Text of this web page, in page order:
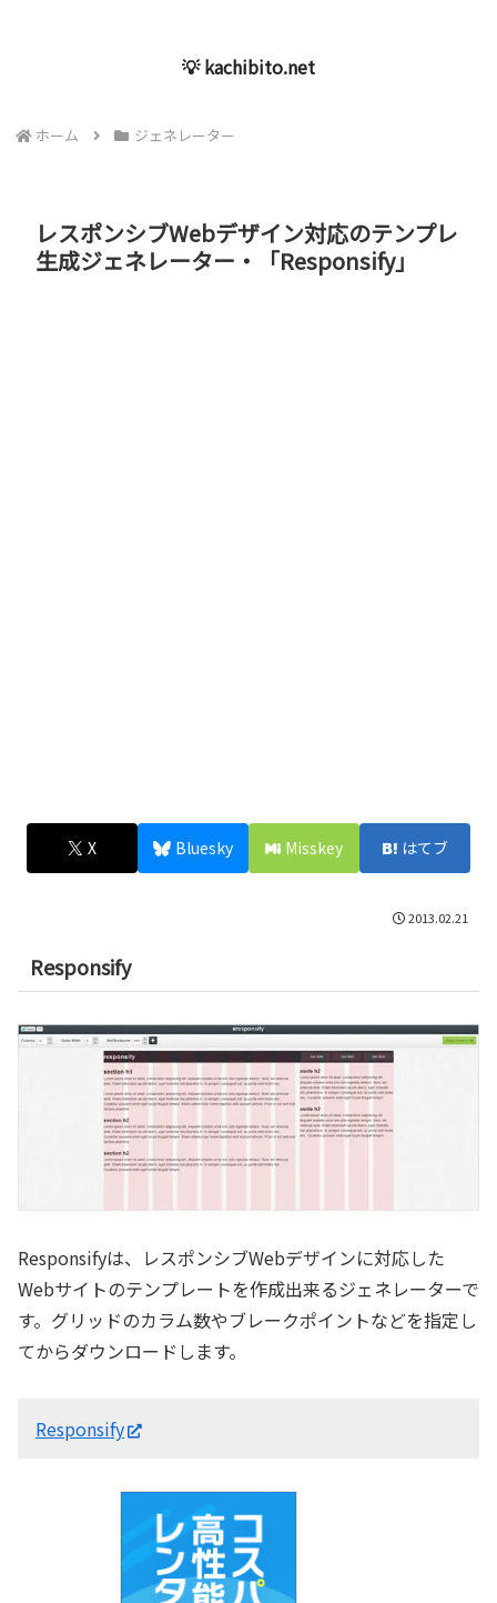
💡 kachibito.net
ホーム ジェネレーター
レスポンシブWebデザイン対応のテンプレ
生成ジェネレーター・「Responsify」
X Bluesky Misskey はてブ
2013.02.21
Responsify
Responsifyは、レスポンシブWebデザインに対応した
Webサイトのテンプレートを作成出来るジェネレーターで
す。グリッドのカラム数やブレークポイントなどを指定し
てからダウンロードします。
Responsify